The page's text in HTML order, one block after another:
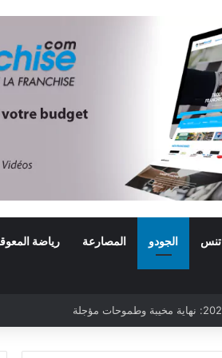
تنس الجودو المصارعة رياضة